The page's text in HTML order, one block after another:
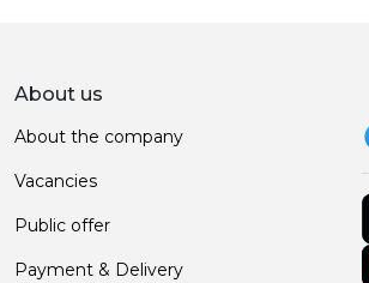
About us
About the company
Vacancies
Public offer
Payment & Delivery